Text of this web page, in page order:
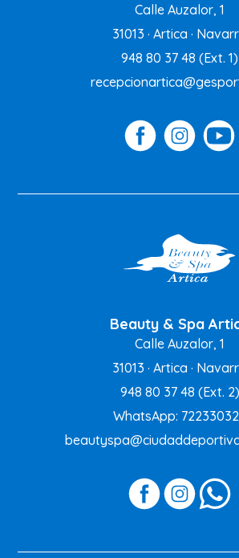
Calle Auzalor, 1
31013 · Artica ·
948 80 37 48 (Ext. 1)
Beauty & Spa
Calle Auzalor, 1
31013 · Artica ·
948 80 37 48 (Ext. 2)
WhatsApp: